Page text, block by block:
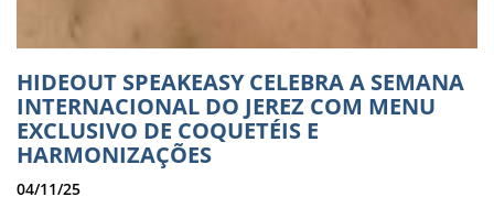
HIDEOUT SPEAKEASY CELEBRA A SEMANA
INTERNACIONAL DO JEREZ COM MENU
EXCLUSIVO DE COQUETÉIS E
HARMONIZAÇÕES
04/11/25